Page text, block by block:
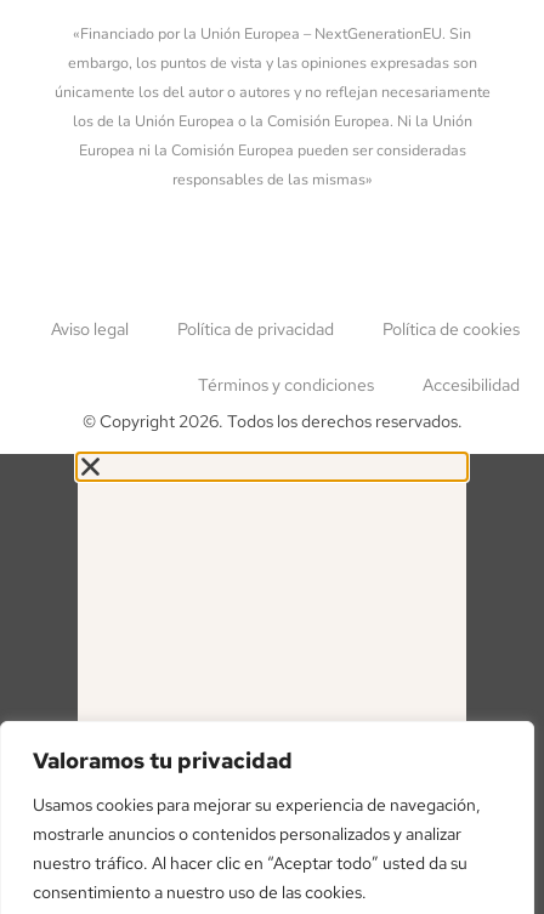
Valoramos tu privacidad
Usamos cookies para mejorar su experiencia de navegación,
mostrarle anuncios o contenidos personalizados y analizar
nuestro tráfico. Al hacer clic en “Aceptar todo” usted da su
consentimiento a nuestro uso de las cookies.
«Financiado por la Unión Europea – NextGenerationEU. Sin
embargo, los puntos de vista y las opiniones expresadas son
únicamente los del autor o autores y no reflejan necesariamente
los de la Unión Europea o la Comisión Europea. Ni la Unión
Europea ni la Comisión Europea pueden ser consideradas
responsables de las mismas»
Aviso legal Política de privacidad Política de cookies
Términos y condiciones
Accesibilidad
© Copyright 2026. Todos los derechos reservados.
REGÍSTRATE Y OBTÉN
5% Y